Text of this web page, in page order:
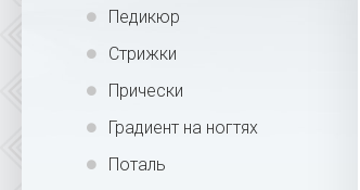
Педикюр
Стрижки
Прически
Градиент на ногтях
Поталь